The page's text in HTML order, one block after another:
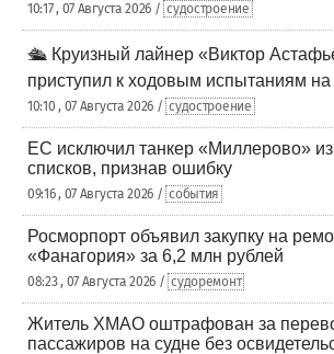
10:17 , 07 Августа 2026 / судостроение
🛳️ Круизный лайнер «Виктор
приступил к ходовым испытаниям
10:10 , 07 Августа 2026 / судостроение
ЕС исключил танкер «Миллерово»
списков, признав ошибку
09:16 , 07 Августа 2026 / события
Росморпорт объявил закупку на
«Фанагория» за 6,2 млн рублей
08:23 , 07 Августа 2026 / судоремонт
Житель ХМАО оштрафован за
пассажиров на судне без